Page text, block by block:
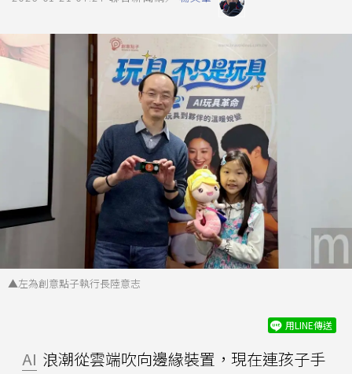
▲左為創意點子執行長陸意志
用LINE傳送
AI 浪潮從雲端吹向邊緣裝置，現在連孩子手